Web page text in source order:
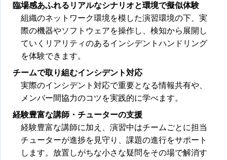
臨場感あふれるリアルなシナリオと環境で擬似体験
組織のネットワーク環境を模した演習環境の下、実
際の機器やソフトウェアを操作し、検知から展開し
ていくリアリティのあるインシデントハンドリング
を体験できます。
チームで取り組むインシデント対応
実際のインシデント対応で重要となる情報共有や、
メンバー間協力のコツを実践的に学べます。
経験豊富な講師・チューターの支援
経験豊富な講師に加え、演習中はチームごとに担当
チューターが進捗を見守り、課題の進行をサポート
します。放置しがちな小さな疑問をその場で解消す